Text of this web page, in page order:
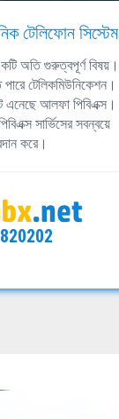
টেলিফোন সিস্টেম
অতি গুরুত্বপূর্ণ বিষয়।
টেলিকমিউনিকেশন।
আলফা পিবিএক্স।
সার্ভিসের সবন্বয়ে
করে।